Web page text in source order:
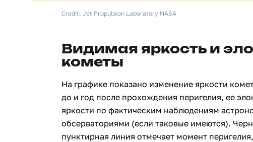
Credit: Jet Propulsion Laboratory NASA
Видимая яркость и
кометы
На графике показано изменение яркости
до и год после прохождения перигелия, ее
яркости по фактическим наблюдениям
обсерваториями (если таковые имеются).
пунктирная линия отмечает момент